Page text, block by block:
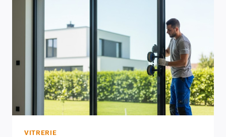
COMMENT
SANS
TOUT
CASSER
?
VITRERIE